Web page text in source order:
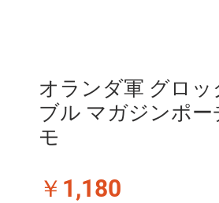
オランダ軍 グロッ
ブル マガジンポー
モ
￥1,180